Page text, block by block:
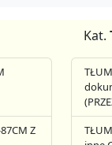
Z
Kat.